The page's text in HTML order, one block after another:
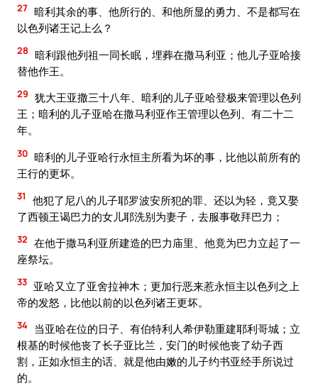
27 暗利其余的事、他所行的、和他所显的勇力、不是都写在
以色列诸王记上么？
28 暗利跟他列祖一同长眠，埋葬在撒马利亚；他儿子亚哈接
替他作王。
29 犹大王亚撒三十八年、暗利的儿子亚哈登极来管理以色列
王；暗利的儿子亚哈在撒马利亚作王管理以色列、有二十二
年。
30 暗利的儿子亚哈行永恒主所看为坏的事，比他以前所有的
王行的更坏。
31
他犯了尼八的儿子耶罗波安所犯的罪、还以为轻，竟又娶
了西顿王谒巴力的女儿耶洗别为妻子，去服事敬拜巴力；
32 在他于撒马利亚所建造的巴力庙里、他竟为巴力立起了一
座祭坛。
33 亚哈又立了亚舍拉神木；更加行恶来惹永恒主以色列之上
帝的发怒，比他以前的以色列诸王更坏。
34 当亚哈在位的日子、有伯特利人希伊勒重建耶利哥城；立
根基的时候他丧了长子亚比兰，安门的时候他丧了幼子西
割，正如永恒主的话、就是他由嫩的儿子约书亚经手所说过
的。